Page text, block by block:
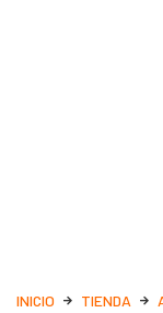
INICIO TIENDA